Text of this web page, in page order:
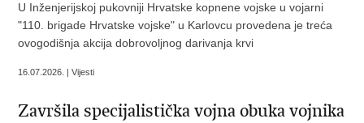
U Inženjerijskoj pukovniji Hrvatske kopnene vojske u vojarni
"110. brigade Hrvatske vojske" u Karlovcu provedena je treća
ovogodišnja akcija dobrovoljnog darivanja krvi
16.07.2026. | Vijesti
Završila specijalistička vojna obuka vojnika